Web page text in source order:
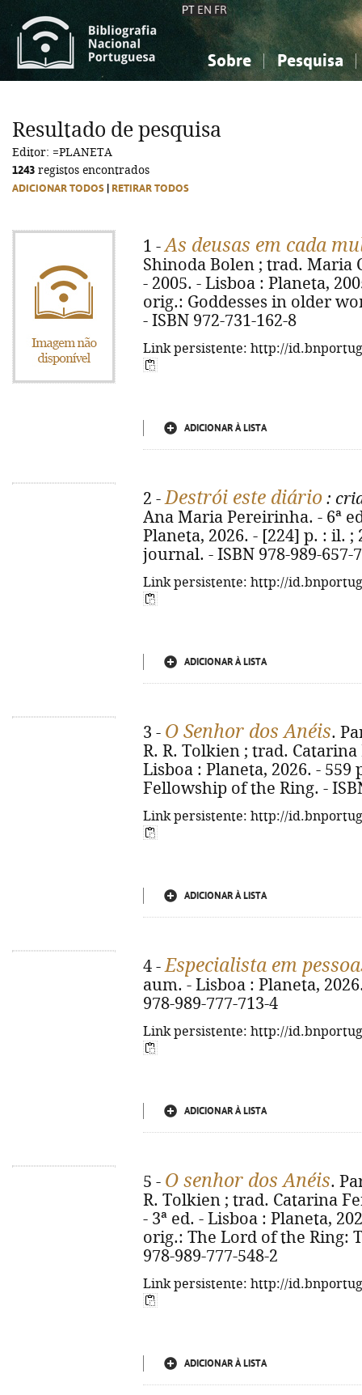
PT EN FR
Sobre Pesquisa
Ciências sociais...
Ciências sociais...
Resultado de pesquisa
Editor: =PLANETA
1243 registos encontrados
ADICIONAR TODOS RETIRAR TODOS
1 -As deusas em cada
Shinoda Bolen ; trad. Maria
- 2005. - Lisboa : Planeta,
orig.: Goddesses in older
- ISBN 972-731-162-8
Link persistente: http://
ADICIONAR À LISTA
2 -Destrói este diário :
Ana Maria Pereirinha. - 6ª
Planeta, 2026. - [224] p. : il.
journal. - ISBN 978-989-657-
Link persistente: http://
ADICIONAR À LISTA
3 - O Senhor dos Anéis.
R. R. Tolkien ; trad.
Lisboa : Planeta, 2026. -
Fellowship of the Ring. -
Link persistente: http://
ADICIONAR À LISTA
4 -Especialista em
aum. - Lisboa : Planeta,
978-989-777-713-4
Link persistente: http://
ADICIONAR À LISTA
5 - O senhor dos Anéis.
R. Tolkien ; trad. Catarina
- 3ª ed. - Lisboa : Planeta,
orig.: The Lord of the Ring:
978-989-777-548-2
Link persistente: http://
ADICIONAR À LISTA